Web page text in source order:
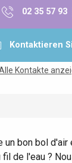
02 35 57 93
Kontaktieren
Kontakte
un bon bol
fil de l'eau ?